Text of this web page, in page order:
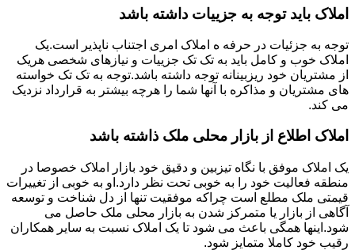
املاک باید توجه به جزییات داشته باشد
توجه به جزئیات در حرفه ه املاک امری اجتناب ناپذیر است.یک
املاک خوب و کامل باید به تک تک جزییات و نیازهای شخصی هریک
از مشتریان خود ریزبینانه توجه داشته باشد.توجه به تک تک خواسته
های مشتریان و مذاکره با آنها شما را هرچه بیشتر به قرارداد نزدیک
می کند.
املاک اطلاع از بازار محلی ملک ذاشته باشد
یک املاک موفق با نگاه تیزبین و دقیق خود بازار املاک خصوصا در
منطقه فعالیت خود را به خوبی تحت نظر دارد.او به خوبی از تغییرات
قیمتی ملک مطلع است چراکه موفقیت تنها از دل شناخت و توسعه
آگاهی از بازار یا متمرکز شدن به بازار محلی ملک حاصل می
شود.اینها همگی باعث می شود تا یک املاک نسبت به سایر همکاران
رقیب خود کاملا متمایز شود.